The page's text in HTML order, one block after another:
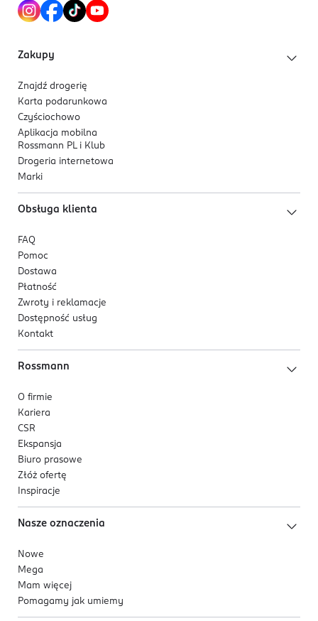
Lekka, odświeżająca formuła o konsystencji
uczucie świeżości, komfortu oraz efekt promiennej
skóry.
Formuła wegańska.
Zakupy
Znajdź drogerię
Karta podarunkowa
Czyściochowo
Aplikacja mobilna
Rossmann PL i Klub
Drogeria internetowa
Marki
Obsługa klienta
FAQ
Pomoc
Dostawa
Płatność
Zwroty i reklamacje
Dostępność usług
Kontakt
Rossmann
O firmie
Kariera
CSR
Ekspansja
Biuro prasowe
Złóż ofertę
Inspiracje
Nasze oznaczenia
Nowe
Mega
Mam więcej
Pomagamy jak umiemy